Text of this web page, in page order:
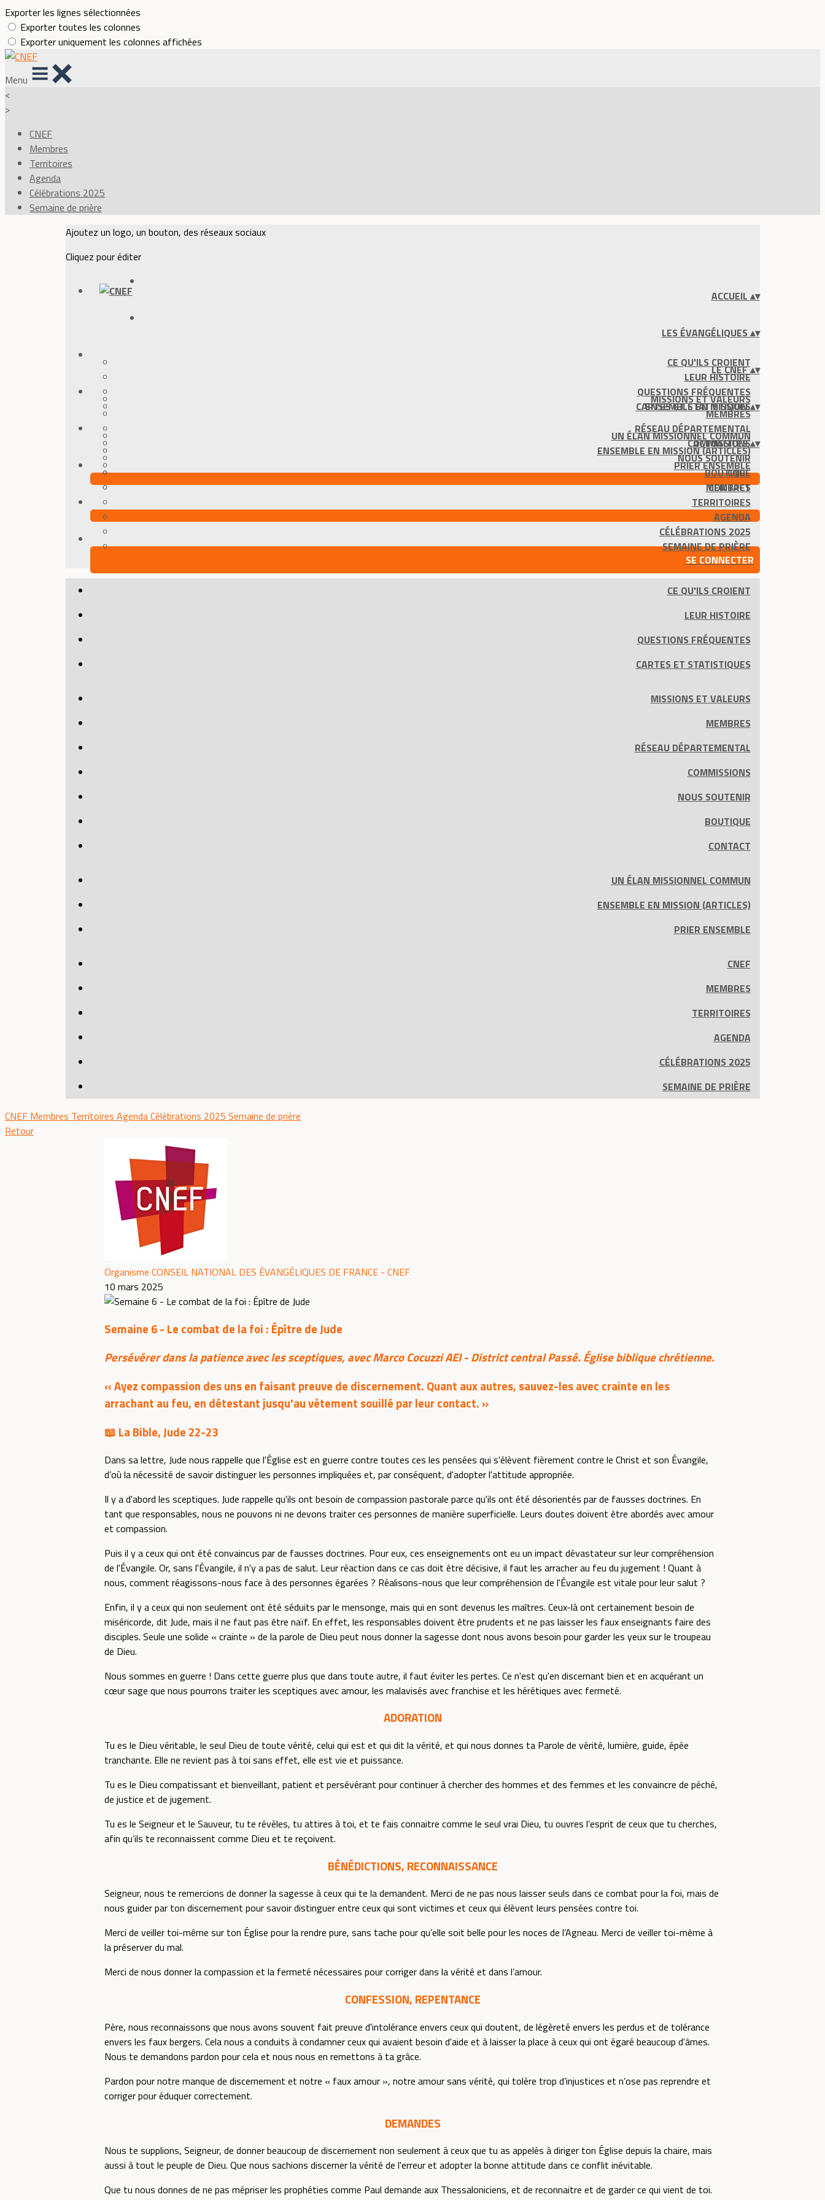
Exporter les lignes sélectionnées
Exporter toutes les colonnes
Exporter uniquement les colonnes affichées
Menu
<
>
CNEF
Membres
Territoires
Agenda
Célébrations 2025
Semaine de prière
Ajoutez un logo, un bouton, des réseaux sociaux
Cliquez pour éditer
ACCUEIL ▴▾
LES ÉVANGÉLIQUES ▴▾
CE QU'ILS CROIENT
LEUR HISTOIRE
QUESTIONS FRÉQUENTES
CARTES ET STATISTIQUES
LE CNEF▴▾
MISSIONS ET VALEURS
MEMBRES
RÉSEAU DÉPARTEMENTAL
COMMISSIONS
NOUS SOUTENIR
BOUTIQUE
CONTACT
ENSEMBLE EN MISSION▴▾
UN ÉLAN MISSIONNEL COMMUN
ENSEMBLE EN MISSION (ARTICLES)
PRIER ENSEMBLE
ACTUALITÉS▴▾
CNEF
MEMBRES
TERRITOIRES
AGENDA
CÉLÉBRATIONS 2025
SEMAINE DE PRIÈRE
SE CONNECTER
CE QU'ILS CROIENT
LEUR HISTOIRE
QUESTIONS FRÉQUENTES
CARTES ET STATISTIQUES
MISSIONS ET VALEURS
MEMBRES
RÉSEAU DÉPARTEMENTAL
COMMISSIONS
NOUS SOUTENIR
BOUTIQUE
CONTACT
UN ÉLAN MISSIONNEL COMMUN
ENSEMBLE EN MISSION (ARTICLES)
PRIER ENSEMBLE
CNEF
MEMBRES
TERRITOIRES
AGENDA
CÉLÉBRATIONS 2025
SEMAINE DE PRIÈRE
CNEF Membres Territoires AgendaCélébrations 2025 Semaine de prière
Retour
Organisme CONSEIL NATIONAL DES ÉVANGÉLIQUES DE FRANCE - CNEF
10 mars 2025
Semaine 6 - Le combat de la foi : Épître de Jude
Persévérer dans la patience avec les sceptiques, avec Marco Cocuzzi AEI - District central Passé. Église biblique chrétienne.
« Ayez compassion des uns en faisant preuve de discernement. Quant aux autres, sauvez-les avec crainte en les
arrachant au feu, en détestant jusqu'au vêtement souillé par leur contact. »
📖 La Bible, Jude 22-23
Dans sa lettre, Jude nous rappelle que l'Église est en guerre contre toutes ces les pensées qui s'élèvent fièrement contre le Christ et son Évangile,
d’où la nécessité de savoir distinguer les personnes impliquées et, par conséquent, d'adopter l'attitude appropriée.
Il y a d'abord les sceptiques. Jude rappelle qu'ils ont besoin de compassion pastorale parce qu'ils ont été désorientés par de fausses doctrines. En
tant que responsables, nous ne pouvons ni ne devons traiter ces personnes de manière superficielle. Leurs doutes doivent être abordés avec amour
et compassion.
Puis il y a ceux qui ont été convaincus par de fausses doctrines. Pour eux, ces enseignements ont eu un impact dévastateur sur leur compréhension
de l'Évangile. Or, sans l'Évangile, il n'y a pas de salut. Leur réaction dans ce cas doit être décisive, il faut les arracher au feu du jugement ! Quant à
nous, comment réagissons-nous face à des personnes égarées ? Réalisons-nous que leur compréhension de l'Évangile est vitale pour leur salut ?
Enfin, il y a ceux qui non seulement ont été séduits par le mensonge, mais qui en sont devenus les maîtres. Ceux-là ont certainement besoin de
miséricorde, dit Jude, mais il ne faut pas être naïf. En effet, les responsables doivent être prudents et ne pas laisser les faux enseignants faire des
disciples. Seule une solide « crainte » de la parole de Dieu peut nous donner la sagesse dont nous avons besoin pour garder les yeux sur le troupeau
de Dieu.
Nous sommes en guerre ! Dans cette guerre plus que dans toute autre, il faut éviter les pertes. Ce n'est qu'en discernant bien et en acquérant un
cœur sage que nous pourrons traiter les sceptiques avec amour, les malavisés avec franchise et les hérétiques avec fermeté.
ADORATION
Tu es le Dieu véritable, le seul Dieu de toute vérité, celui qui est et qui dit la vérité, et qui nous donnes ta Parole de vérité, lumière, guide, épée
tranchante. Elle ne revient pas à toi sans effet, elle est vie et puissance.
Tu es le Dieu compatissant et bienveillant, patient et persévérant pour continuer à chercher des hommes et des femmes et les convaincre de péché,
de justice et de jugement.
Tu es le Seigneur et le Sauveur, tu te révèles, tu attires à toi, et te fais connaitre comme le seul vrai Dieu, tu ouvres l’esprit de ceux que tu cherches,
afin qu’ils te reconnaissent comme Dieu et te reçoivent.
BÉNÉDICTIONS, RECONNAISSANCE
Seigneur, nous te remercions de donner la sagesse à ceux qui te la demandent. Merci de ne pas nous laisser seuls dans ce combat pour la foi, mais de
nous guider par ton discernement pour savoir distinguer entre ceux qui sont victimes et ceux qui élèvent leurs pensées contre toi.
Merci de veiller toi-même sur ton Église pour la rendre pure, sans tache pour qu’elle soit belle pour les noces de l’Agneau. Merci de veiller toi-même à
la préserver du mal.
Merci de nous donner la compassion et la fermeté nécessaires pour corriger dans la vérité et dans l’amour.
CONFESSION, REPENTANCE
Père, nous reconnaissons que nous avons souvent fait preuve d'intolérance envers ceux qui doutent, de légèreté envers les perdus et de tolérance
envers les faux bergers. Cela nous a conduits à condamner ceux qui avaient besoin d'aide et à laisser la place à ceux qui ont égaré beaucoup d'âmes.
Nous te demandons pardon pour cela et nous nous en remettons à ta grâce.
Pardon pour notre manque de discernement et notre « faux amour », notre amour sans vérité, qui tolère trop d’injustices et n’ose pas reprendre et
corriger pour éduquer correctement.
DEMANDES
Nous te supplions, Seigneur, de donner beaucoup de discernement non seulement à ceux que tu as appelés à diriger ton Église depuis la chaire, mais
aussi à tout le peuple de Dieu. Que nous sachions discerner la vérité de l'erreur et adopter la bonne attitude dans ce conflit inévitable.
Que tu nous donnes de ne pas mépriser les prophéties comme Paul demande aux Thessaloniciens, et de reconnaitre et de garder ce qui vient de toi.